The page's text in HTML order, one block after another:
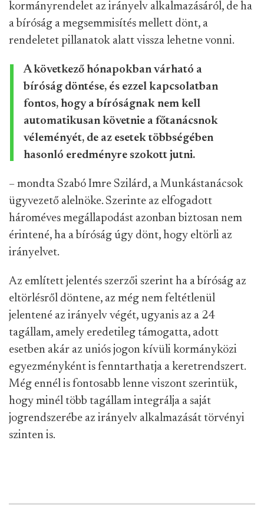
kormányrendelet az irányelv alkalmazásáról, de ha
a bíróság a megsemmisítés mellett dönt, a
rendeletet pillanatok alatt vissza lehetne vonni.
A következő hónapokban várható a
bíróság döntése, és ezzel kapcsolatban
fontos, hogy a bíróságnak nem kell
automatikusan követnie a főtanácsnok
véleményét, de az esetek többségében
hasonló eredményre szokott jutni.
– mondta Szabó Imre Szilárd, a Munkástanácsok
ügyvezető alelnöke. Szerinte az elfogadott
hároméves megállapodást azonban biztosan nem
érintené, ha a bíróság úgy dönt, hogy eltörli az
irányelvet.
Az említett jelentés szerzői szerint ha a bíróság az
eltörlésről döntene, az még nem feltétlenül
jelentené az irányelv végét, ugyanis az a 24
tagállam, amely eredetileg támogatta, adott
esetben akár az uniós jogon kívüli kormányközi
egyezményként is fenntarthatja a keretrendszert.
Még ennél is fontosabb lenne viszont szerintük,
hogy minél több tagállam integrálja a saját
jogrendszerébe az irányelv alkalmazását törvényi
szinten is.